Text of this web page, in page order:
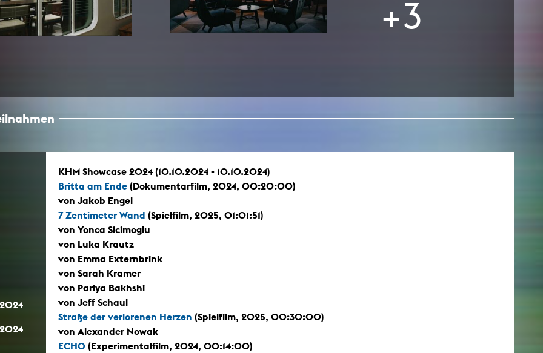
+3
KHM Showcase 2024 (10.10.2024 - 10.10.2024)
Britta am Ende (Dokumentarfilm, 2024, 00:20:00)
von Jakob Engel
7 Zentimeter Wand (Spielfilm, 2025, 01:01:51)
von Yonca Sicimoglu
von Luka Krautz
von Emma Externbrink
von Sarah Kramer
von Pariya Bakhshi
von Jeff Schaul
Straße der verlorenen Herzen (Spielfilm, 2025, 00:30:00)
von Alexander Nowak
ECHO (Experimentalfilm, 2024, 00:14:00)